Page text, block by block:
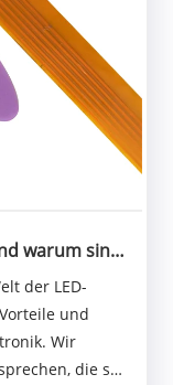
warum sind
der LED-
und
Wir
die sie